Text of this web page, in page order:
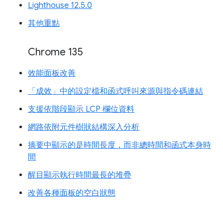
Lighthouse 12.5.0
其他重點
Chrome 135
效能面板改善
「成效」中的設定檔和函式呼叫來源與指令碼連結
支援依階段顯示 LCP 欄位資料
網路依附元件樹狀結構深入分析
摘要中顯示的是時間長度，而非總時間和函式本身時
間
醒目顯示執行時間最長的堆疊
改善各種面板的空白狀態